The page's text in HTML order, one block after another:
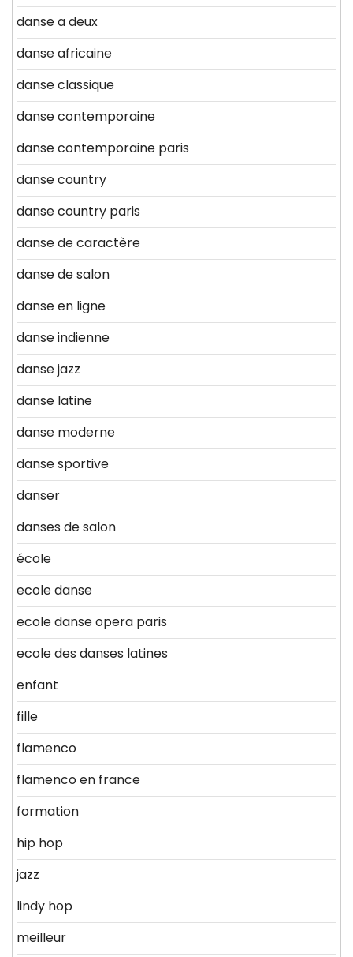
danse a deux
danse africaine
danse classique
danse contemporaine
danse contemporaine paris
danse country
danse country paris
danse de caractère
danse de salon
danse en ligne
danse indienne
danse jazz
danse latine
danse moderne
danse sportive
danser
danses de salon
école
ecole danse
ecole danse opera paris
ecole des danses latines
enfant
fille
flamenco
flamenco en france
formation
hip hop
jazz
lindy hop
meilleur